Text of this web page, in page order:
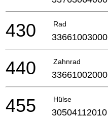
Rad
430 33661003000
Zahnrad
440 33661002000
Hülse
455 30504112010